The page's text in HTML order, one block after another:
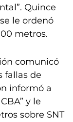
Quince
le ordenó
metros.
comunicó
fallas de
informó a
y le
sobre SNT